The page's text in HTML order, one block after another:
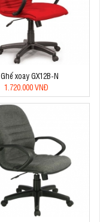
Ghế xoay GX12B-N
1.720.000 VNĐ